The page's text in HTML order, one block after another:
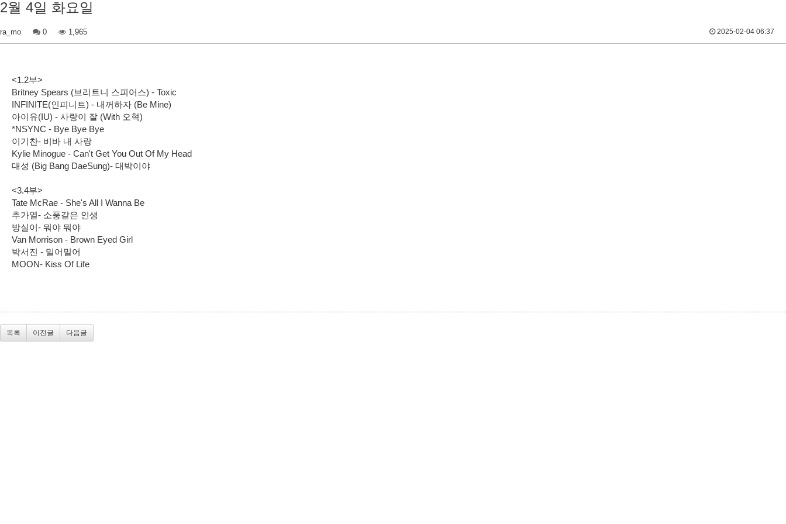
2월 4일 화요일
ra_mo 0 1,965 2025-02-04 06:37
<1.2부>
Britney Spears (브리트니 스피어스) - Toxic
INFINITE(인피니트) - 내꺼하자 (Be Mine)
아이유(IU) - 사랑이 잘 (With 오혁)
*NSYNC - Bye Bye Bye
이기찬- 비바 내 사랑
Kylie Minogue - Can't Get You Out Of My Head
대성 (Big Bang DaeSung)- 대박이야
<3.4부>
Tate McRae - She's All I Wanna Be
추가열- 소풍같은 인생
방실이- 뭐야 뭐야
Van Morrison - Brown Eyed Girl
박서진 - 밀어밀어
MOON- Kiss Of Life
목록 이전글 다음글